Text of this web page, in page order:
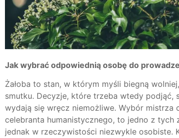
Jak wybrać odpowiednią osobę do
Żałoba to stan, w którym myśli biegną
smutku. Decyzje, które trzeba wtedy podjąć,
wydają się wręcz niemożliwe. Wybór mistrza
celebranta humanistycznego, to jedno z tych
jednak w rzeczywistości niezwykle osobiste.